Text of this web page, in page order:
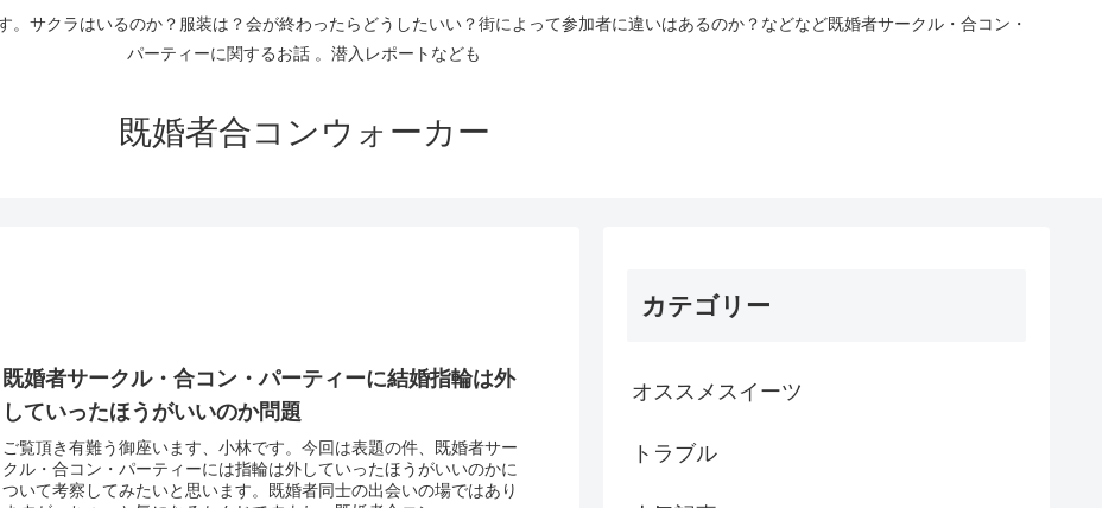
サクラはいるのか？服装は？会が終わったらどうしたいい？街によって参加者に違いはあるのか？などなど既婚者サークル・合コン・
パーティーに関するお話 。潜入レポートなども
既婚者合コンウォーカー
既婚者サークル・合コン・パーティーに結婚指輪は外
していったほうがいいのか問題
ご覧頂き有難う御座います、小林です。今回は表題の件、既婚者サー
クル・合コン・パーティーには指輪は外していったほうがいいのかに
ついて考察してみたいと思います。既婚者同士の出会いの場ではあり
カテゴリー
オススメスイーツ
トラブル